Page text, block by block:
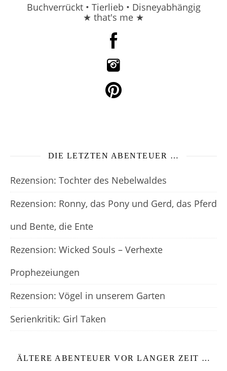
Buchverrückt • Tierlieb • Disneyabhängig
★ that's me ★
DIE LETZTEN ABENTEUER …
Rezension: Tochter des Nebelwaldes
Rezension: Ronny, das Pony und Gerd, das Pferd
und Bente, die Ente
Rezension: Wicked Souls – Verhexte
Prophezeiungen
Rezension: Vögel in unserem Garten
Serienkritik: Girl Taken
ÄLTERE ABENTEUER VOR LANGER ZEIT …